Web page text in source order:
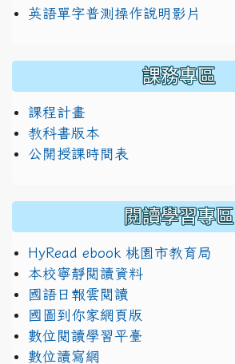
英語單字普測操作說明影片
課務專區
課程計畫
教科書版本
公開授課時間表
閱讀學習專區
HyRead ebook 桃園市教育局
本校寧靜閱讀資料
國語日報雲閱讀
國圖到你家網頁版
數位閱讀學習平臺
數位讀寫網